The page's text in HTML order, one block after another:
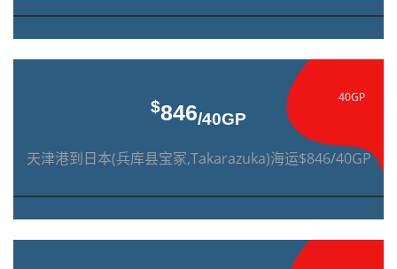
40GP
$846/40GP
天津港到日本(兵库县宝冢,Takarazuka)海运$846/40GP